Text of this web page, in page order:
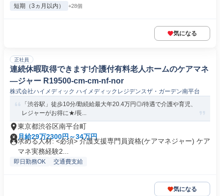
短期（3ヵ月以内） +28個
気になる
正社員
連続休暇取得できます!介護付有料老人ホームのケアマネ
―ジャー R19500-cm-cm-nf-nor
株式会社ハイメディック ハイメディックレジデンスザ・ガーデン南平台
「渋谷駅」徒歩10分/勤続給最大年20.4万円◎/待遇で介護や育児、
レジャーがお得に★/長...
東京都渋谷区南平台町
月給29万2300円～34万円
求める人材: <必須> 介護支援専門員資格(ケアマネジャー) ケア
マネ実務経験2...
即日勤務OK 交通費支給
気になる